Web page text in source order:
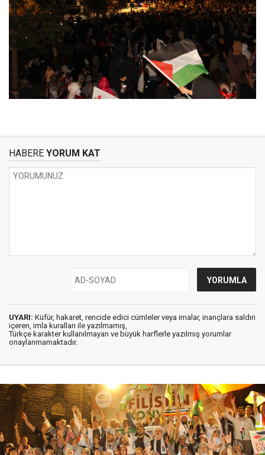
HABERE YORUM KAT
UYARI: Küfür, hakaret, rencide edici cümleler veya imalar, inançlara saldırı
içeren, imla kuralları ile yazılmamış,
Türkçe karakter kullanılmayan ve büyük harflerle yazılmış yorumlar
onaylanmamaktadır.